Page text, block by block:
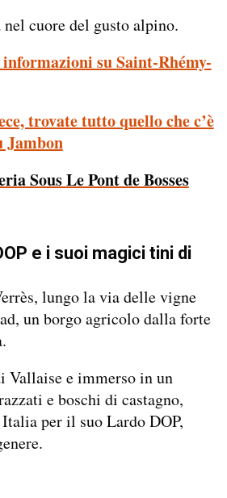
nel cuore del gusto alpino.
su Saint-Rhémy-
trovate tutto quello che c’è
Jambon
Sous Le Pont de Bosses
e i suoi magici tini di
lungo la via delle vigne
un borgo agricolo dalla forte
Vallaise e immerso in un
e boschi di castagno,
per il suo Lardo DOP,